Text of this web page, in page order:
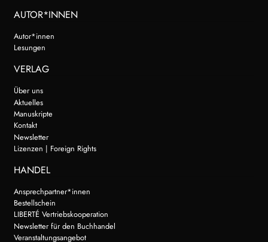
AUTOR*INNEN
Autor*innen
Lesungen
VERLAG
Über uns
Aktuelles
Manuskripte
Kontakt
Newsletter
Lizenzen | Foreign Rights
HANDEL
Ansprechpartner*innen
Bestellschein
LIBERTÉ Vertriebskooperation
Newsletter für den Buchhandel
Veranstaltungsangebot